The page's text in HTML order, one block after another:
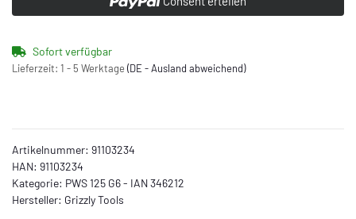
Sofort verfügbar
Lieferzeit: 1 - 5 Werktage (DE - Ausland abweichend)
Artikelnummer: 91103234
HAN: 91103234
Kategorie: PWS 125 G6 - IAN 346212
Hersteller: Grizzly Tools